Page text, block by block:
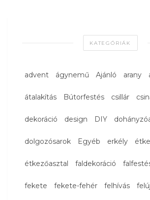
KATEGÓRIÁK
advent ágynemű Ajánló arany
átalakítás Bútorfestés csillár
dekoráció design DIY
dolgozósarok Egyéb erkély
étkezőasztal faldekoráció
fekete fekete-fehér felhívás